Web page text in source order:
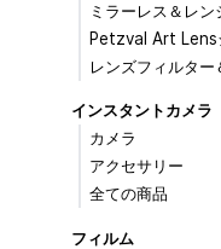
ミラーレス＆レ
Petzval Art Lens
レンズフィルター
インスタントカメラ
カメラ
アクセサリー
全ての商品
フィルム